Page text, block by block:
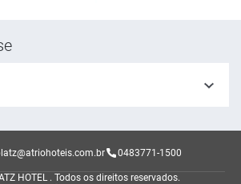
0483771-1500
HOTEL . Todos os direitos reservados.